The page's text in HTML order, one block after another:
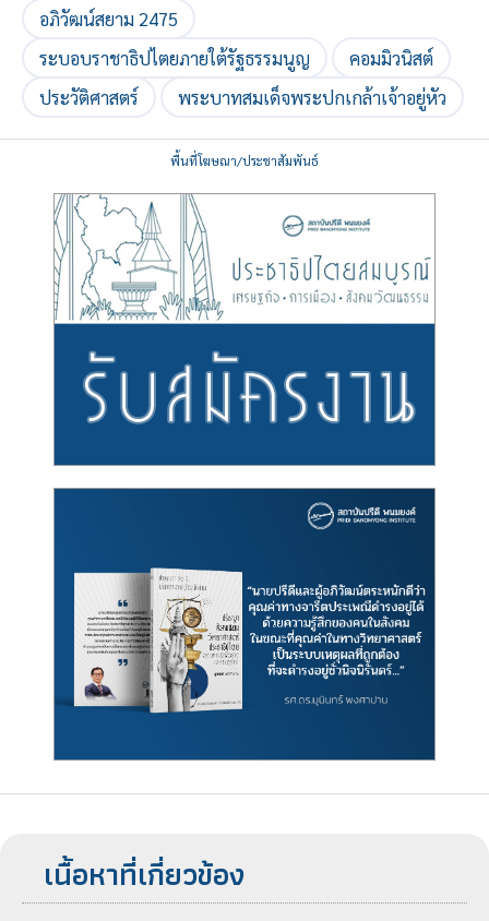
อภิวัฒน์สยาม 2475
ระบอบราชาธิปไตยภายใต้รัฐธรรมนูญ
คอมมิวนิสต์
ประวัติศาสตร์
พระบาทสมเด็จพระปกเกล้าเจ้าอยู่หัว
พื้นที่โฆษณา/ประชาสัมพันธ์
เนื้อหาที่เกี่ยวข้อง